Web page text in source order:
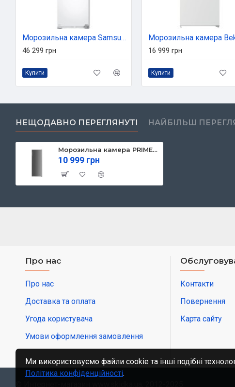
Морозильна камера Samsung BRZ227200WW/UA
46 299 грн
Купити
16 999 грн
Купити
НЕЩОДАВНО ПЕРЕГЛЯНУТІ НАЙБІЛЬШ
Морозильна камера PRIME Technics FS 1435 MX
10 999 грн
Про нас
Про нас
Доставка та оплата
Угода користувача
Умови оформлення замовлення
Контакти
Повернення
Карта сайту
Ми використовуємо файли cookie та інші подібні
Політика конфіденційності.